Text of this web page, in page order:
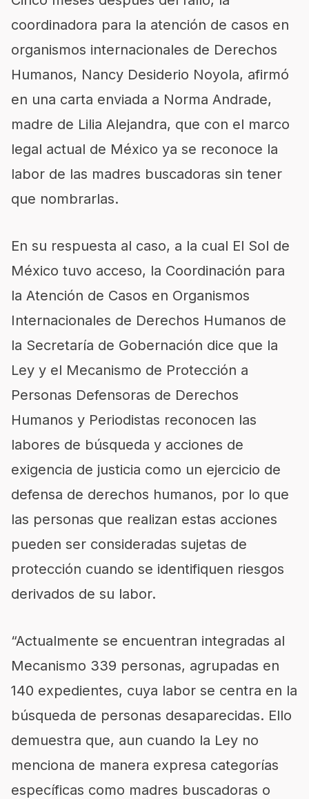
coordinadora para la atención de casos en
organismos internacionales de Derechos
Humanos, Nancy Desiderio Noyola, afirmó
en una carta enviada a Norma Andrade,
madre de Lilia Alejandra, que con el marco
legal actual de México ya se reconoce la
labor de las madres buscadoras sin tener
que nombrarlas.
En su respuesta al caso, a la cual El Sol de
México tuvo acceso, la Coordinación para
la Atención de Casos en Organismos
Internacionales de Derechos Humanos de
la Secretaría de Gobernación dice que la
Ley y el Mecanismo de Protección a
Personas Defensoras de Derechos
Humanos y Periodistas reconocen las
labores de búsqueda y acciones de
exigencia de justicia como un ejercicio de
defensa de derechos humanos, por lo que
las personas que realizan estas acciones
pueden ser consideradas sujetas de
protección cuando se identifiquen riesgos
derivados de su labor.
“Actualmente se encuentran integradas al
Mecanismo 339 personas, agrupadas en
140 expedientes, cuya labor se centra en la
búsqueda de personas desaparecidas. Ello
demuestra que, aun cuando la Ley no
menciona de manera expresa categorías
específicas como madres buscadoras o